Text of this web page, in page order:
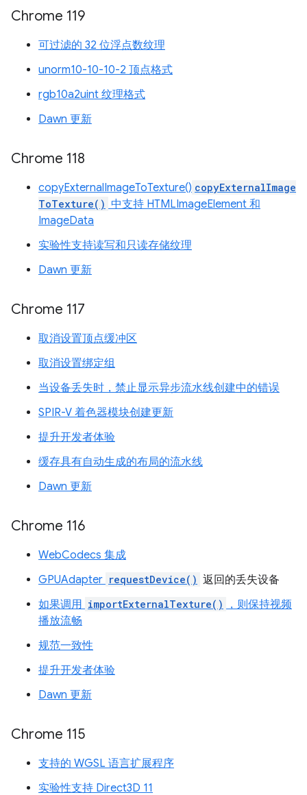
Chrome 119
可过滤的 32 位浮点数纹理
unorm10-10-10-2 顶点格式
rgb10a2uint 纹理格式
Dawn 更新
Chrome 118
copyExternalImageToTexture() copyExternalImage
ToTexture() 中支持 HTMLImageElement 和
ImageData
实验性支持读写和只读存储纹理
Dawn 更新
Chrome 117
取消设置顶点缓冲区
取消设置绑定组
当设备丢失时，禁止显示异步流水线创建中的错误
SPIR-V 着色器模块创建更新
提升开发者体验
缓存具有自动生成的布局的流水线
Dawn 更新
Chrome 116
WebCodecs 集成
GPUAdapter requestDevice() 返回的丢失设备
如果调用 importExternalTexture()
，则保持视频
播放流畅
规范一致性
提升开发者体验
Dawn 更新
Chrome 115
支持的 WGSL 语言扩展程序
实验性支持 Direct3D 11